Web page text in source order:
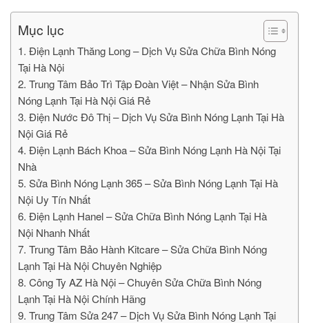
Mục lục
1. Điện Lạnh Thăng Long – Dịch Vụ Sửa Chữa Bình Nóng
Tại Hà Nội
2. Trung Tâm Bảo Trì Tập Đoàn Việt – Nhận Sửa Bình
Nóng Lạnh Tại Hà Nội Giá Rẻ
3. Điện Nước Đô Thị – Dịch Vụ Sửa Bình Nóng Lạnh Tại Hà
Nội Giá Rẻ
4. Điện Lạnh Bách Khoa – Sửa Bình Nóng Lạnh Hà Nội Tại
Nhà
5. Sửa Bình Nóng Lạnh 365 – Sửa Bình Nóng Lạnh Tại Hà
Nội Uy Tín Nhất
6. Điện Lạnh Hanel – Sửa Chữa Bình Nóng Lạnh Tại Hà
Nội Nhanh Nhất
7. Trung Tâm Bảo Hành Kitcare – Sửa Chữa Bình Nóng
Lạnh Tại Hà Nội Chuyên Nghiệp
8. Công Ty AZ Hà Nội – Chuyên Sửa Chữa Bình Nóng
Lạnh Tại Hà Nội Chính Hãng
9. Trung Tâm Sửa 247 – Dịch Vụ Sửa Bình Nóng Lạnh Tại